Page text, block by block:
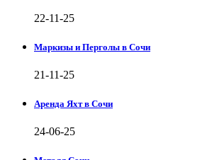
22-11-25
Маркизы и Перголы в Сочи
21-11-25
Аренда Яхт в Сочи
24-06-25